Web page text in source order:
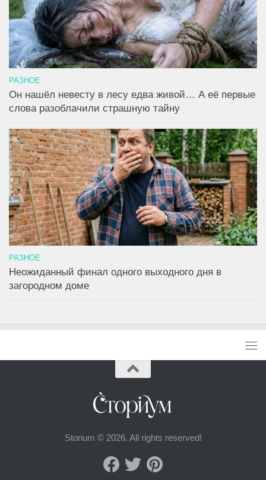
РАЗНОЕ
Он нашёл невесту в лесу едва живой… А её первые
слова разоблачили страшную тайну
РАЗНОЕ
Неожиданный финал одного выходного дня в
загородном доме
Storium © 2026. All rights reserved!